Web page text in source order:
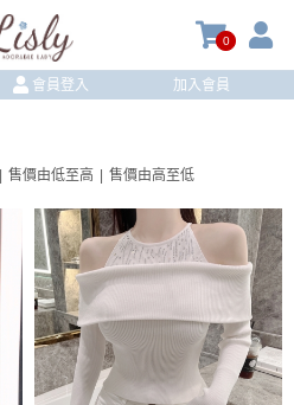
0
會員登入 加入會員
售價由低至高 售價由高至低